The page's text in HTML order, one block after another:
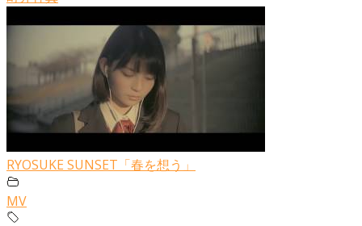
RYOSUKE SUNSET「春を想う」
MV